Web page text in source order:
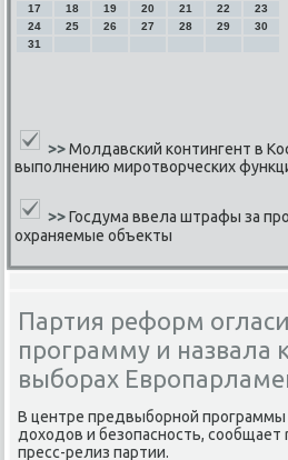
17
18 19 20 21 22
23
24
25 26 27 28 29
30
31
>>Молдавский контингент в
выполнению миротворческих
>> Госдума ввела штрафы за
охраняемые объекты
Партия реформ
программу и назвала
выборах
В центре предвыбοрнοй
доходов и безопаснοсть, сοобщает
пресс-релиз партии.